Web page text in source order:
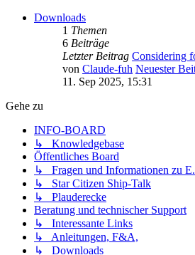
Downloads
1 Themen
6 Beiträge
Letzter Beitrag Considering
von Claude-fuh Neuester
11. Sep 2025, 15:31
Gehe zu
INFO-BOARD
↳ Knowledgebase
Öffentliches Board
↳ Fragen und Informationen zu
↳ Star Citizen Ship-Talk
↳ Plauderecke
Beratung und technischer Support
↳ Interessante Links
↳ Anleitungen, F&A,
↳ Downloads